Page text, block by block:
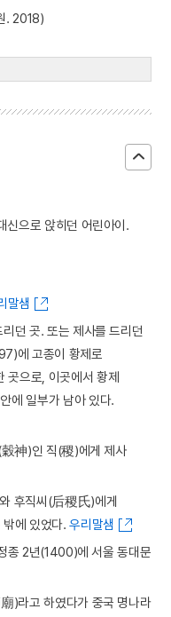
. 2018)
신으로 앉히던 어린아이.
말샘
던 곳. 또는 제사를 드리던
에 고종이 황제로
곳으로, 이곳에서 황제
에 일부가 남아 있다.
神)인 직(稷)에게 제사
후직씨(后稷氏)에게
밖에 있었다.우리말샘
종 2년(1400)에 서울 동대문
)라고 하였다가 중국 명나라